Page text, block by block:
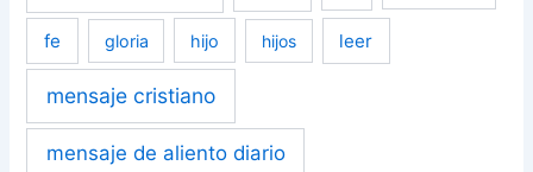
fe gloria hijo hijos leer
mensaje cristiano
mensaje de aliento diario